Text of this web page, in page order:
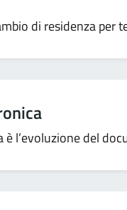
di residenza per
l’evoluzione del